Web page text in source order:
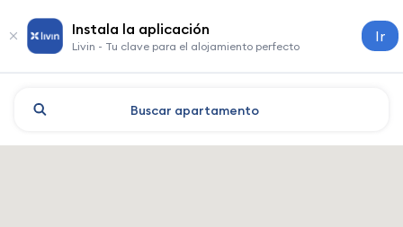
Instala la aplicación
Livin - Tu clave para el alojamiento perfecto
Ir
Buscar apartamento
Shanghai: hoteles y